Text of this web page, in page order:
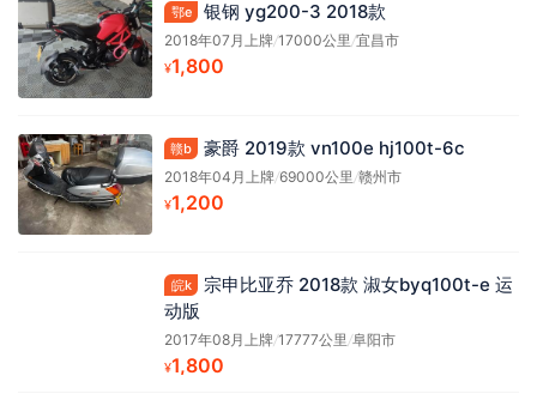
鄂e 银钢 yg200-3 2018款
2018年07月上牌/17000公里 /宜昌市
¥1,800
赣b 豪爵 2019款 vn100e hj100t-6c
2018年04月上牌/69000公里 /赣州市
¥1,200
皖k
宗申比亚乔 2018款 淑女byq100t-e 运
动版
2017年08月上牌/17777公里 /阜阳市
¥1,800